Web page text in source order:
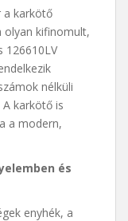
a karkötő
olyan kifinomult,
126610LV
nélküli
karkötő is
a modern,
és
enyhék, a